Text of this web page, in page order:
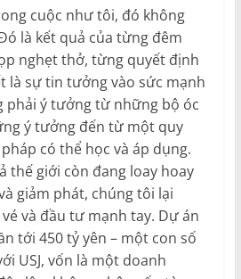
cuộc như tôi, đó không
là kết quả của từng đêm
nghẹt thở, từng quyết định
là sự tin tưởng vào sức mạnh
phải ý tưởng từ những bộ óc
ý tưởng đến từ một quy
có thể học và áp dụng.
thế giới còn đang loay hoay
giảm phát, chúng tôi lại
và đầu tư mạnh tay. Dự án
tới 450 tỷ yên – một con số
USJ, vốn là một doanh